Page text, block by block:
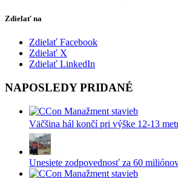
Zdielať na
Zdielať Facebook
Zdielať X
Zdielať LinkedIn
NAPOSLEDY PRIDANÉ
Väčšina hál končí pri výške 12-13
Unesiete zodpovednosť za 60